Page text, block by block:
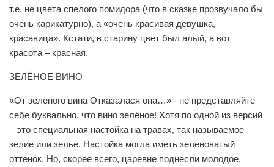
т.е. не цвета спелого помидора (что в сказке прозвучало бы
очень карикатурно), а «очень красивая девушка,
красавица». Кстати, в старину цвет был алый, а вот
красота – красная.
ЗЕЛЁНОЕ ВИНО
«От зелёного вина Отказалася она…» - не представляйте
себе буквально, что вино зелёное! Хотя по одной из версий
– это специальная настойка на травах, так называемое
зелие или зелье. Настойка могла иметь зеленоватый
оттенок. Но, скорее всего, царевне поднесли молодое,